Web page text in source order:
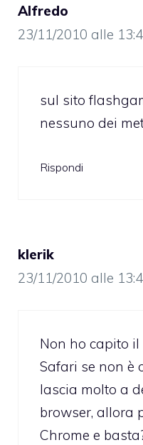
Alfredo
23/11/2010 alle
sul sito
nessuno dei
Rispondi
klerik
23/11/2010 alle
Non ho capito
Safari se non è
lascia molto a
browser, allora
Chrome e